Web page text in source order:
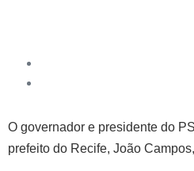
O governador e presidente do
prefeito do Recife, João